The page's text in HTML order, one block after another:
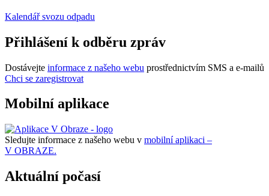
Kalendář svozu odpadu
Přihlášení k odběru zpráv
Dostávejte informace z našeho webu prostřednictvím SMS a e-mailů
Chci se zaregistrovat
Mobilní aplikace
Sledujte informace z našeho webu v mobilní aplikaci –
V OBRAZE.
Aktuální počasí